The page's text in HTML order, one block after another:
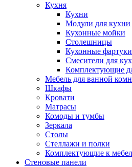
Кухня
Кухни
Модули для кухни
Кухонные мойки
Столешницы
Кухонные фартуки
Смесители для
Комплектующие
Мебель для ванной
Шкафы
Кровати
Матрасы
Комоды и тумбы
Зеркала
Столы
Стеллажи и полки
Комплектующие к
Стеновые панели